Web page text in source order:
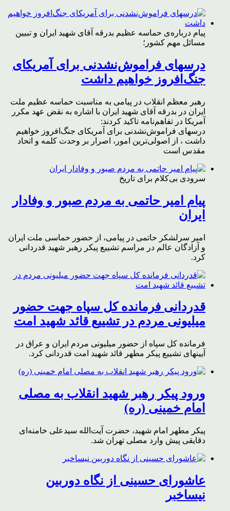
پیام درباره‌ی حماسه عظیم بدرقه آقای شهید ایران و تبیین
مسائل مهم کشور؛
درسهای فراموش‌نشدنی برای آمریکای
جنگ‌افروز خواهیم داشت
رهبر معظم انقلاب در پیامی به مناسبت حماسه عظیم ملت
ایران در بدرقه آقای شهید ایران با اشاره به نقض عهد مکرر
آمریکا در تفاهم‌نامه تاکید کردند:
درسهای فراموش‌نشدنی برای آمریکای جنگ‌افروز خواهیم
داشت ، از اصولی‌ترین امور، اصرار بر وحدت کلمه و اتحاد
مقدس است
سرودی بی‌کلام برای تاریخ
پیام امیر حاتمی به مردم صبور و وفادار
ایران
امیر سرلشکر حاتمی در پیامی، از حضور حماسی ملت ایران
و آزادگان عالم در مراسم تشییع پیکر رهبر شهید قدردانی
کرد.
قدردانی فرمانده کل سپاه جهت حضور
میلیونی مردم در تشییع قائد شهید امت
فرمانده کل سپاه از حضور میلیونی مردم ایران و عراق در
آیینهای تشییع پیکر مطهر قائد شهید امت قدردانی کرد.
ورود پیکر رهبر شهید انقلاب به مصلی
امام خمینی (ره)
پیکر مطهر امام شهید،‌ حضرت آیت‌الله سیدعلی خامنه‌ای
دقایقی پیش وارد مصلی تهران شد.
عاشورای حسینی از نگاه دوربین
نیساخبر